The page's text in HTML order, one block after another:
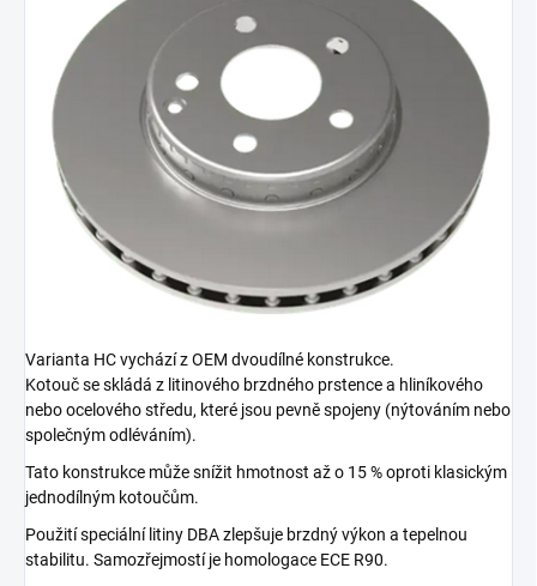
Varianta HC vychází z OEM dvoudílné konstrukce.
Kotouč se skládá z litinového brzdného prstence a hliníkového
nebo ocelového středu, které jsou pevně spojeny (nýtováním nebo
společným odléváním).
Tato konstrukce může snížit hmotnost až o 15 % oproti klasickým
jednodílným kotoučům.
Použití speciální litiny DBA zlepšuje brzdný výkon a tepelnou
stabilitu. Samozřejmostí je homologace ECE R90.